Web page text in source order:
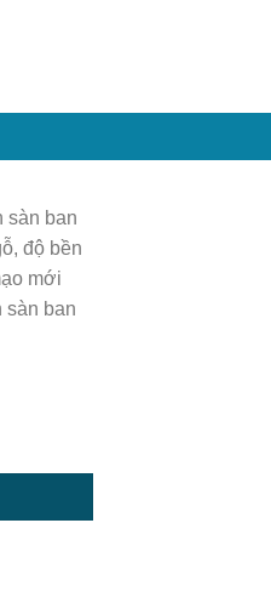
sàn ban
độ bền
mới
sàn ban
số lượng